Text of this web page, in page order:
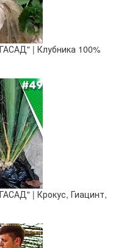
| Клубника 100%
| Крокус, Гиацинт,